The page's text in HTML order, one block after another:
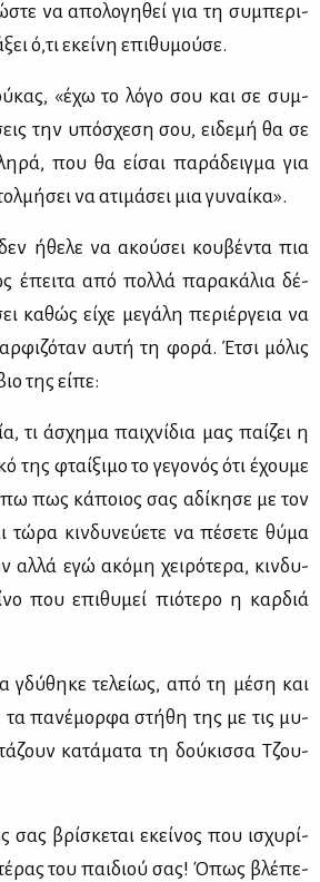
να απο­λο­γη­θεί για τη συ­μπε­ρι­
ό,τι εκεί­νη επι­θυ­μού­σε.
«έχω το λό­γο σου και σε συμ­
την υπό­σχε­ση σου, ει­δε­μή θα σε
που θα εί­σαι πα­ρά­δειγ­μα για
να ατι­μά­σει μια γυ­ναί­κα».
ήθε­λε να ακού­σει κου­βέ­ντα πια
έπει­τα από πολ­λά πα­ρα­κά­λια δέ­
κα­θώς εί­χε με­γά­λη πε­ριέρ­γεια να
αυ­τή τη φο­ρά. Έτσι μό­λις
της εί­πε:
τι άσχη­μα παι­χνί­δια μας παί­ζει η
της φταί­ξι­μο το γε­γο­νός ότι έχου­με
πως κά­ποιος σας αδί­κη­σε με τον
τώ­ρα κιν­δυ­νεύ­ε­τε να πέ­σε­τε θύ­μα
εγώ ακό­μη χει­ρό­τε­ρα, κιν­δυ­
που επι­θυ­μεί πιό­τε­ρο η καρ­διά
γδύ­θη­κε τε­λεί­ως, από τη μέ­ση και
πα­νέ­μορ­φα στή­θη της με τις μυ­
κα­τά­μα­τα τη δού­κισ­σα Τζου­
σας βρί­σκε­ται εκεί­νος που ισχυ­ρί­
του παι­διού σας! Όπως βλέ­πε­